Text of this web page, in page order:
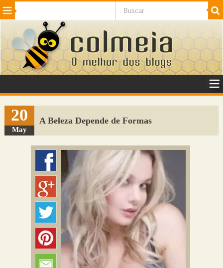
Beleza Cinema e TV
Internet Jogos NotÃ­cias SaÃºde
VeÃ­culos Adulto
Sugerir Link
Adicionar Blog
Colmeia Exchange
20
May
A Beleza Depende de Formas